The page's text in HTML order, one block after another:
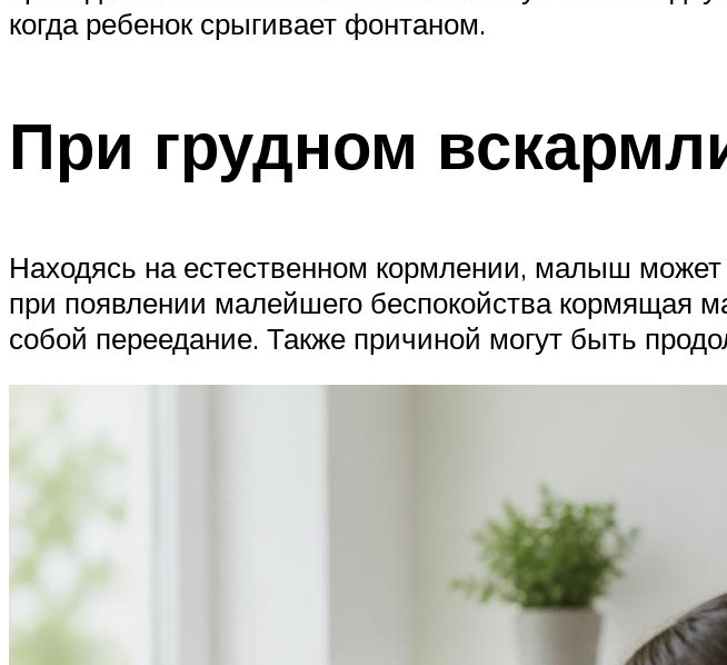
когда ребенок срыгивает фонтаном.
При грудном
Находясь на естественном кормлении, малыш
при появлении малейшего беспокойства кормящая
собой переедание. Также причиной могут быть